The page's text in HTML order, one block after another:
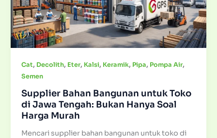
Cat, Decolith, Eter, Kalsi, Keramik, Pipa, Pompa Air,
Semen
Supplier Bahan Bangunan untuk Toko
di Jawa Tengah: Bukan Hanya Soal
Harga Murah
Mencari supplier bahan bangunan untuk toko di